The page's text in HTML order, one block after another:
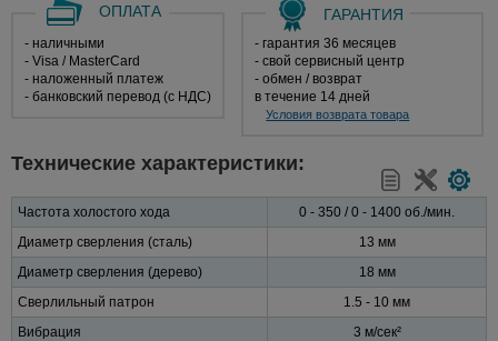
ОПЛАТА
- наличными
- Visa / MasterCard
- наложенный платеж
- банковский перевод (с НДС)
ГАРАНТИЯ
- гарантия 36 месяцев
- свой сервисный центр
- обмен / возврат
в течение 14 дней
Условия возврата товара
Технические характеристики:
Частота холостого хода
0 - 350 / 0 - 1400 об./мин.
Диаметр сверления (сталь)
13 мм
Диаметр сверления (дерево)
18 мм
Сверлильный патрон
1.5 - 10 мм
Вибрация
3 м/сек²